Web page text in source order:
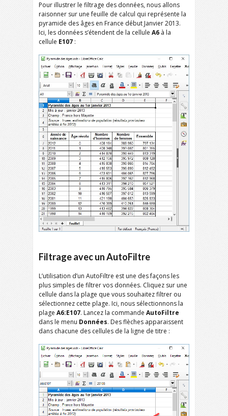
Pour illustrer le filtrage des données, nous allons
raisonner sur une feuille de calcul qui représente la
pyramide des âges en France début Janvier 2013.
Ici, les données s’étendent de la cellule A6 à la
cellule E107 :
Filtrage avec un AutoFiltre
L’utilisation d’un AutoFiltre est une des façons les
plus simples de filtrer vos données. Cliquez sur une
cellule dans la plage que vous souhaitez filtrer ou
sélectionnez cette plage. Ici, nous sélectionnons la
plage A6:E107. Lancez la commande AutoFiltre
dans le menu Données. Des flèches apparaissent
dans chacune des cellules de la ligne de titre :